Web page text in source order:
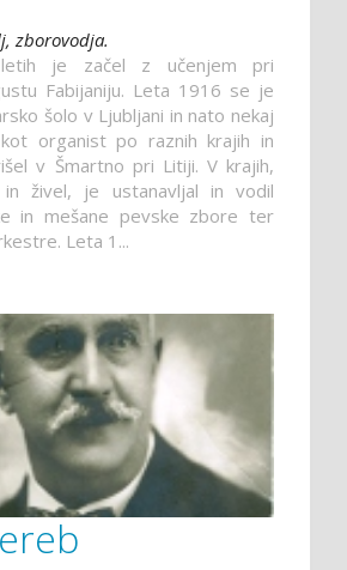
zborovodja.
je začel z učenjem pri
Fabijaniju. Leta 1916 se je
šolo v Ljubljani in nato nekaj
organist po raznih krajih in
v Šmartno pri Litiji. V krajih,
živel, je ustanavljal in vodil
in mešane pevske zbore ter
Leta 1...